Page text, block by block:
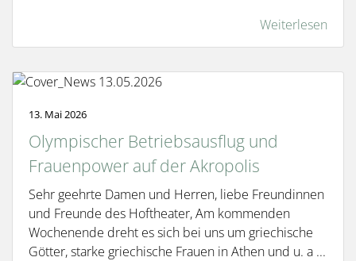
Weiterlesen
13. Mai 2026
Olympischer Betriebsausflug und
Frauenpower auf der Akropolis
Sehr geehrte Damen und Herren, liebe Freundinnen
und Freunde des Hoftheater, Am kommenden
Wochenende dreht es sich bei uns um griechische
Götter, starke griechische Frauen in Athen und u. a ...